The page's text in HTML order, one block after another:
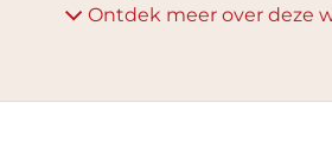
Ontdek meer over deze